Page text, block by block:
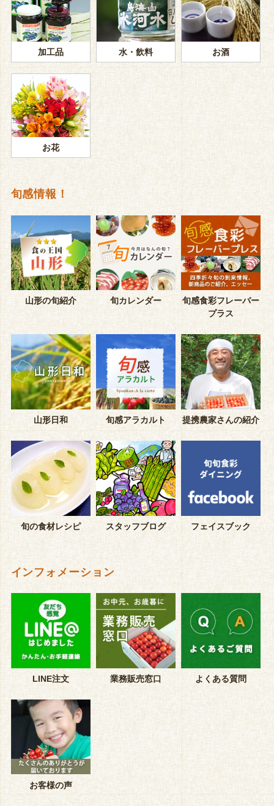
加工品 水・飲料 お酒
お花
旬感情報！
山形の旬紹介 旬カレンダー
旬感食彩フレーバー
プラス
山形日和 旬感アラカルト 提携農家さんの紹介
旬の食材レシピ スタッフブログ フェイスブック
インフォメーション
LINE注文 業務販売窓口 よくある質問
お客様の声